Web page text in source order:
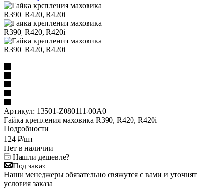
Артикул: 13501-Z080111-00A0
Гайка крепления маховика R390, R420, R420i
Подробности
124 ₽/шт
Нет в наличии
Нашли дешевле?
Под заказ
Наши менеджеры обязательно свяжутся с вами и уточнят
условия заказа